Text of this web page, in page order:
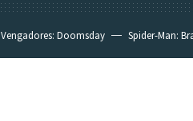
Vengadores: Doomsday Spider-Man: